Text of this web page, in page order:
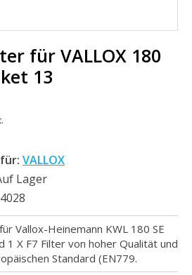
für VALLOX 180
13
VALLOX
Lager
Vallox-Heinemann KWL 180 SE
1 X F7 Filter von hoher Qualität und
Standard (EN779.